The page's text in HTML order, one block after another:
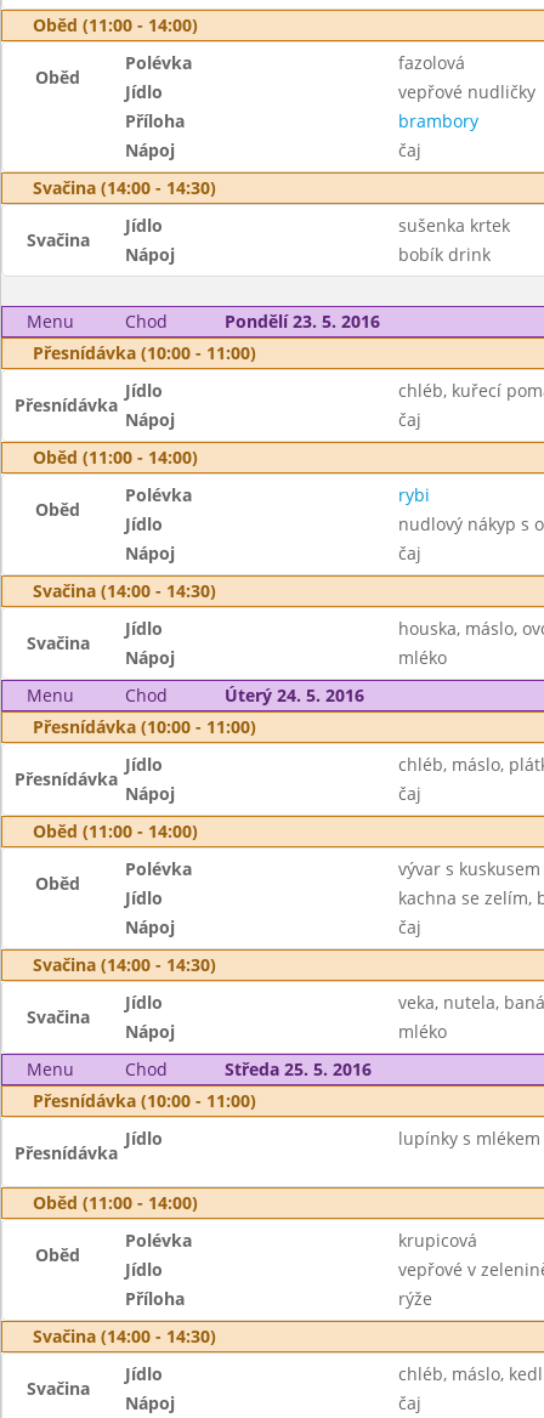
Oběd (11:00 - 14:00)
Oběd
Polévka
fazolová
Jídlo
vepřové nudličky
Příloha
brambory
Nápoj
čaj
Svačina (14:00 - 14:30)
Svačina
Jídlo
sušenka krtek
Nápoj
bobík drink
Menu Chod
Pondělí 23. 5. 2016
Přesnídávka (10:00 - 11:00)
Přesnídávka
Jídlo
chléb, kuřecí
Nápoj
čaj
Oběd (11:00 - 14:00)
Oběd
Polévka
rybi
Jídlo
nudlový nákyp s
Nápoj
čaj
Svačina (14:00 - 14:30)
Svačina
Jídlo
houska, máslo,
Nápoj
mléko
Menu
Chod
Úterý 24. 5. 2016
Přesnídávka (10:00 - 11:00)
Přesnídávka
Jídlo
chléb, máslo,
Nápoj
čaj
Oběd (11:00 - 14:00)
Oběd
Polévka
vývar s kuskusem
Jídlo
kachna se zelím,
Nápoj
čaj
Svačina (14:00 - 14:30)
Svačina
Jídlo
veka, nutela,
Nápoj
mléko
Menu
Chod
Středa 25. 5. 2016
Přesnídávka (10:00 - 11:00)
Přesnídávka
Jídlo lupínky s mlékem
Oběd (11:00 - 14:00)
Oběd
Polévka
krupicová
Jídlo
vepřové v
Příloha
rýže
Svačina (14:00 - 14:30)
Svačina
Jídlo
chléb, máslo,
Nápoj
čaj